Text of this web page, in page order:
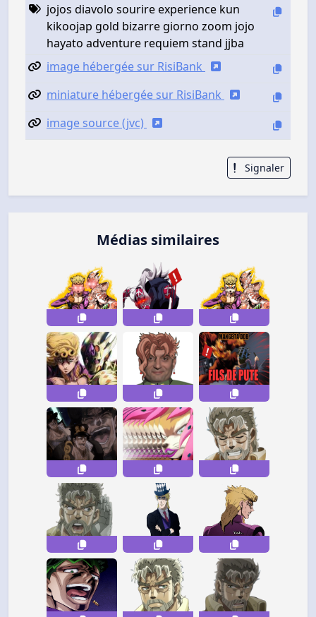
jojos diavolo sourire experience kun
kikoojap gold bizarre giorno zoom jojo
hayato adventure requiem stand jjba
image hébergée sur RisiBank
miniature hébergée sur RisiBank
image source (jvc)
Signaler
Médias similaires